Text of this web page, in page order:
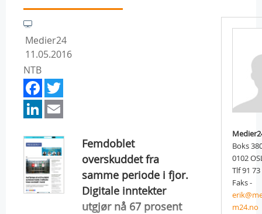
Medier24
11.05.2016
NTB
Facebook
LinkedIn
Femdoblet
overskuddet fra
samme periode i fjor.
Digitale inntekter
utgjør nå 67 prosent
Boks
0102
Tlf 91
Faks -
m24.no